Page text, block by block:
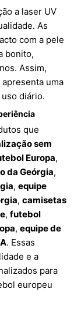
a laser UV
As
com a pele
bonito,
Assim,
apresenta uma
diário.
que
sem
Europa,
da Geórgia,
, equipe
, camisetas
, futebol
, equipe de
. Essas
e a
para
europeu